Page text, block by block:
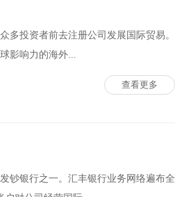
多投资者前去注册公司发展国际贸易。
影响力的海外...
查看更多
钞银行之一。汇丰银行业务网络遍布全